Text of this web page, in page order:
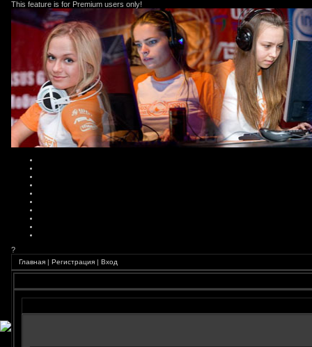
This feature is for Premium users only!
?
Главная | Регистрация | Вход